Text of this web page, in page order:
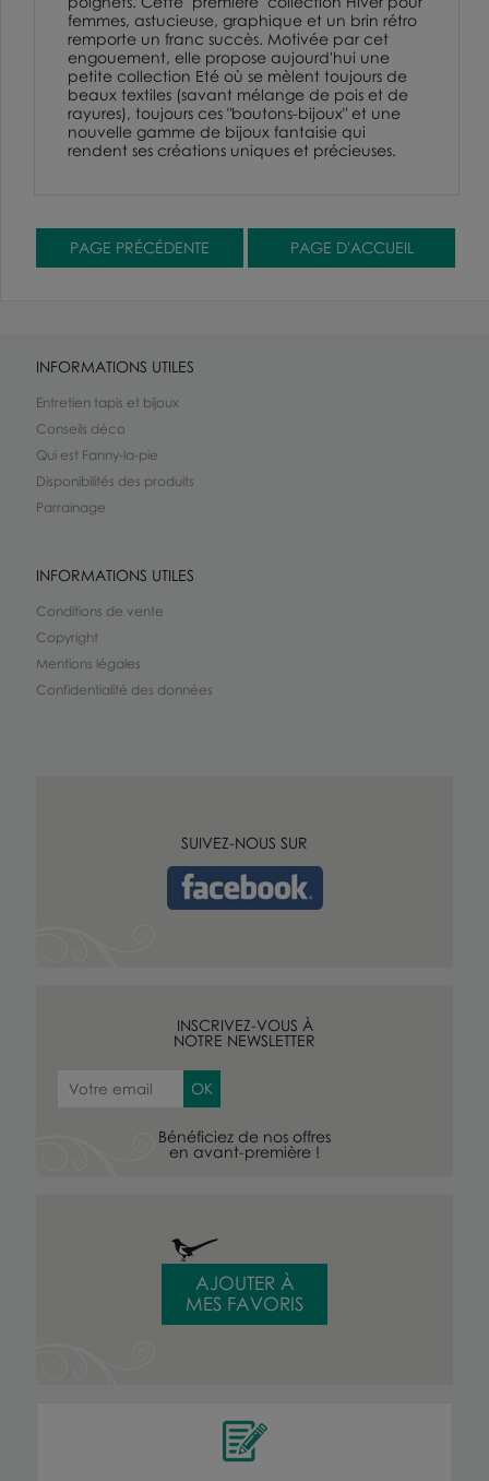
femmes, astucieuse, graphique et un brin rétro
remporte un franc succès. Motivée par cet
engouement, elle propose aujourd'hui une
petite collection Eté où se mèlent toujours de
beaux textiles (savant mélange de pois et de
rayures), toujours ces "boutons-bijoux" et une
nouvelle gamme de bijoux fantaisie qui
rendent ses créations uniques et précieuses.
INFORMATIONS UTILES
Entretien tapis et bijoux
Conseils déco
Qui est Fanny-la-pie
Disponibilités des produits
Parrainage
INFORMATIONS UTILES
Conditions de vente
Copyright
Mentions légales
Confidentialité des données
SUIVEZ-NOUS SUR
INSCRIVEZ-VOUS À
NOTRE NEWSLETTER
Bénéficiez de nos offres
en avant-première !
AJOUTER À
MES FAVORIS